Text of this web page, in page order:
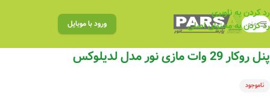
رد کردن به ناوبری
رد کردن به محتوای اصلی
منو ورود با موبایل
پنل روکار 29 وات مازی نور مدل لدیلوکس
ناموجود